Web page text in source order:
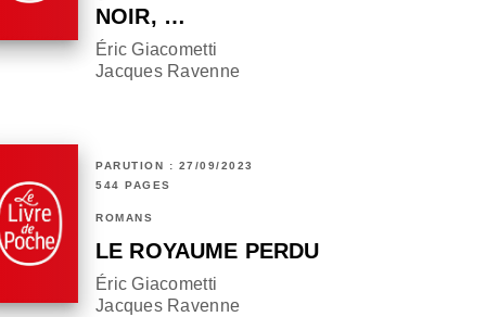
NOIR, …
Éric Giacometti
Jacques Ravenne
PARUTION : 27/09/2023
544 PAGES
ROMANS
LE ROYAUME PERDU
Éric Giacometti
Jacques Ravenne